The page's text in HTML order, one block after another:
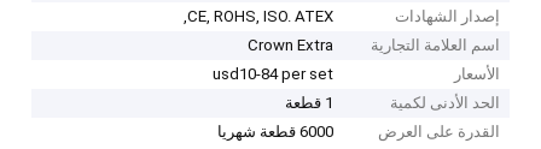
إصدار الشهادات
CE, ROHS, ISO. ATEX,
اسم العلامة التجارية
Crown Extra
الأسعار
usd10-84 per set
الحد الأدنى لكمية
1 قطعة
القدرة على العرض
6000 قطعة شهريا